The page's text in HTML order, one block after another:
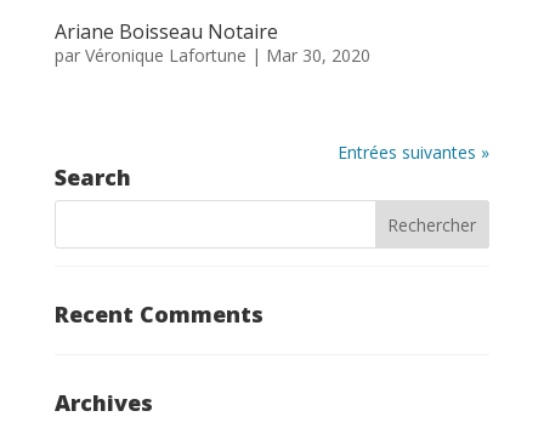
Ariane Boisseau Notaire
par Véronique Lafortune | Mar 30, 2020
Entrées suivantes »
Search
Recent Comments
Archives